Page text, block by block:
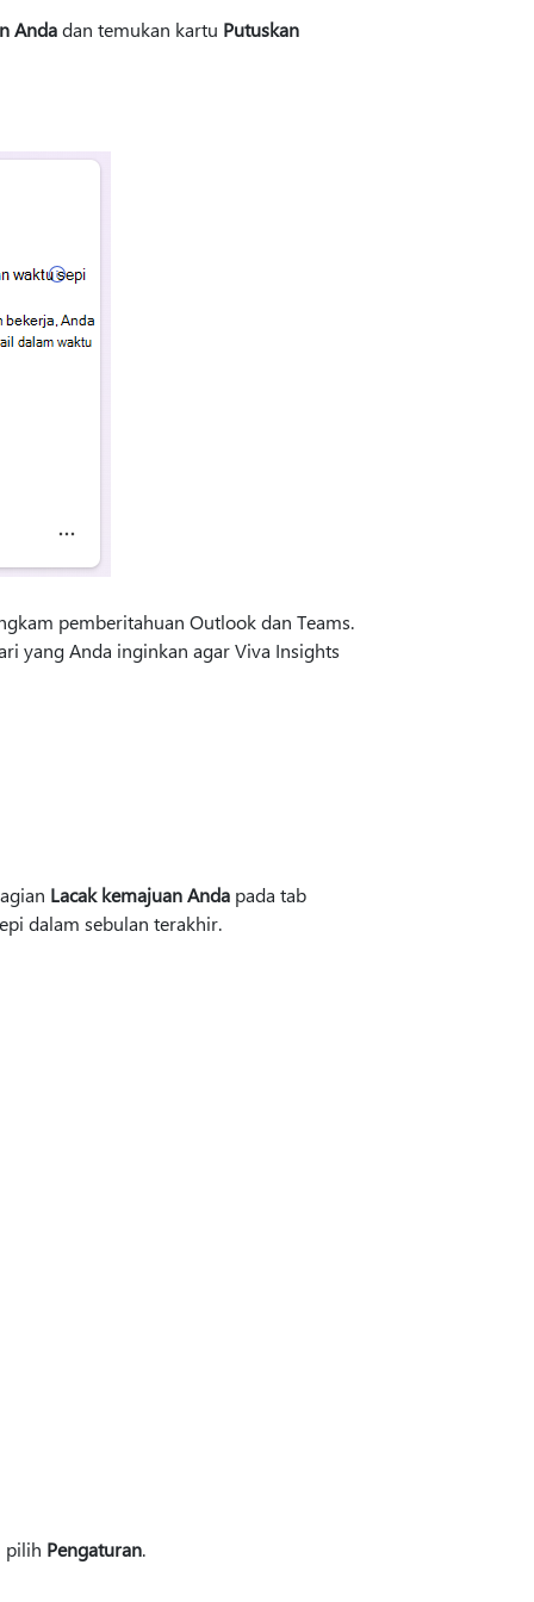
Andadan temukan kartu Putuskan
pemberitahuan Outlook dan Teams.
yang Anda inginkan agar Viva Insights
Lacak kemajuan Anda pada tab
dalam sebulan terakhir.
pilih Pengaturan.